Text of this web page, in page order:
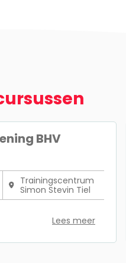
BHV
Trainingscentrum
Simon Stevin Tiel
Lees meer